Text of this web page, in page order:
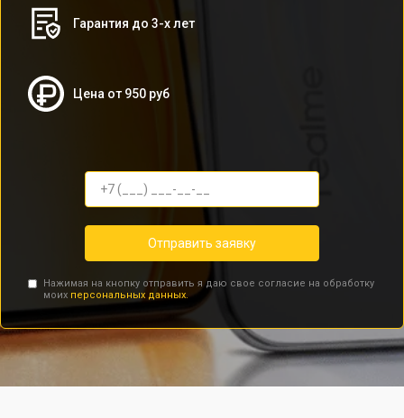
Гарантия до 3-х лет
Цена от 950 руб
Отправить заявку
Нажимая на кнопку отправить я даю свое согласие на обработку
моих персональных данных.